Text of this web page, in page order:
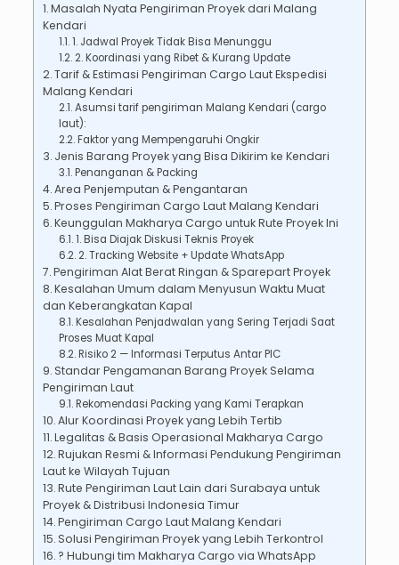
Masalah Nyata Pengiriman Proyek dari Malang
Kendari
1. Jadwal Proyek Tidak Bisa Menunggu
2. Koordinasi yang Ribet & Kurang Update
Tarif & Estimasi Pengiriman Cargo Laut Ekspedisi
Malang Kendari
Asumsi tarif pengiriman Malang Kendari (cargo
laut):
Faktor yang Mempengaruhi Ongkir
Jenis Barang Proyek yang Bisa Dikirim ke Kendari
Penanganan & Packing
Area Penjemputan & Pengantaran
Proses Pengiriman Cargo Laut Malang Kendari
Keunggulan Makharya Cargo untuk Rute Proyek Ini
1. Bisa Diajak Diskusi Teknis Proyek
2. Tracking Website + Update WhatsApp
Pengiriman Alat Berat Ringan & Sparepart Proyek
Kesalahan Umum dalam Menyusun Waktu Muat
dan Keberangkatan Kapal
Kesalahan Penjadwalan yang Sering Terjadi Saat
Proses Muat Kapal
Risiko 2 — Informasi Terputus Antar PIC
Standar Pengamanan Barang Proyek Selama
Pengiriman Laut
Rekomendasi Packing yang Kami Terapkan
Alur Koordinasi Proyek yang Lebih Tertib
Legalitas & Basis Operasional Makharya Cargo
Rujukan Resmi & Informasi Pendukung Pengiriman
Laut ke Wilayah Tujuan
Rute Pengiriman Laut Lain dari Surabaya untuk
Proyek & Distribusi Indonesia Timur
Pengiriman Cargo Laut Malang Kendari
Solusi Pengiriman Proyek yang Lebih Terkontrol
? Hubungi tim Makharya Cargo via WhatsApp